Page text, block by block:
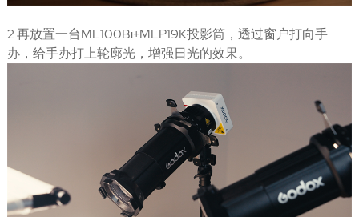
2.再放置一台ML100Bi+MLP19K投影筒，透过窗户打向手
办，给手办打上轮廓光，增强日光的效果。